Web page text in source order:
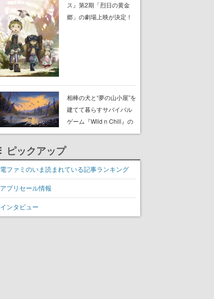
ス』第2期「烈日の黄金
郷」の劇場上映が決定！
相棒の犬と“夢の山小屋”を
建てて暮らすサバイバル
ゲーム『Wild n Chill』の
体験版がSteamで配信
ピックアップ
電ファミのいま読まれている記事ランキング
アプリセール情報
インタビュー